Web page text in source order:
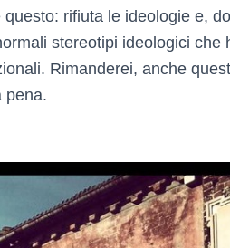
rifiuta le ideologie e,
stereotipi ideologici che
Rimanderei, anche
pena.